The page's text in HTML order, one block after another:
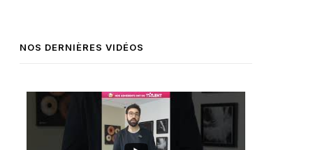
NOS DERNIÈRES VIDÉOS